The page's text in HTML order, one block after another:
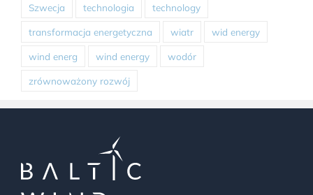
Szwecja technologia technology
transformacja energetyczna wiatr wid energy
wind energ wind energy wodór
zrównoważony rozwój